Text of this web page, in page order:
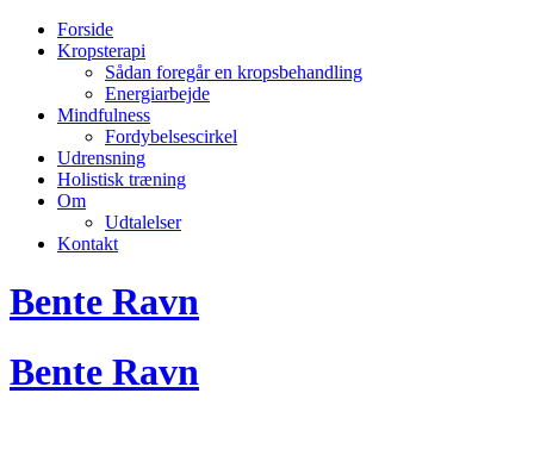
Forside
Kropsterapi
Sådan foregår en kropsbehandling
Energiarbejde
Mindfulness
Fordybelsescirkel
Udrensning
Holistisk træning
Om
Udtalelser
Kontakt
Bente Ravn
Bente Ravn